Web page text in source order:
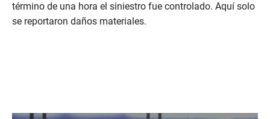
término de una hora el siniestro fue controlado. Aquí solo
se reportaron daños materiales.